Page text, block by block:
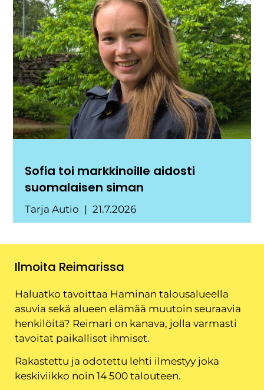
Sofia toi markkinoille aidosti
suomalaisen siman
Tarja Autio 21.7.2026
Ilmoita Reimarissa
Haluatko tavoittaa Haminan talousalueella
asuvia sekä alueen elämää muutoin seuraavia
henkilöitä? Reimari on kanava, jolla varmasti
tavoitat paikalliset ihmiset.
Rakastettu ja odotettu lehti ilmestyy joka
keskiviikko noin 14 500 talouteen.